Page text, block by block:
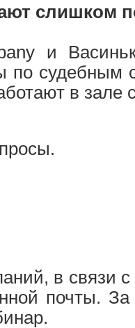
слишком
и
по судебным
в зале
в связи
почты.